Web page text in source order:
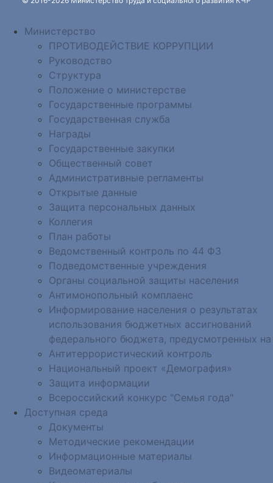
Министерство
ПРОТИВОДЕЙСТВИЕ КОРРУПЦИИ
Руководство
Структура
Положение о министерстве
Государственные программы
Государственная служба
Награды
Государственные закупки
Общественный совет
Административные регламенты
Открытые данные
Защита персональных данных
Коллегия
План работы
Ведомственный контроль по 44 ФЗ
Подведомственные учреждения
Органы социальной защиты населения
Антимонопольный комплаенс
Информирование населения о результатах
использования бюджетных ассигнований
федерального бюджета, предусмотренных на
Антитеррористический контроль
Национальный проект «Демография»
Защита информации
Всероссийский конкурс "Семья года"
Доступная среда
Документы
Методические рекомендации
Информационные материалы
Видеоматериалы